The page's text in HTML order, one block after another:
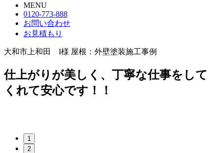
MENU
0120-773-888
お問い合わせ
お見積もり
大和市上和田 I様 屋根：外壁塗装施工事例
仕上がりが美しく、丁寧な仕事をして
くれて安心です！！
1
2